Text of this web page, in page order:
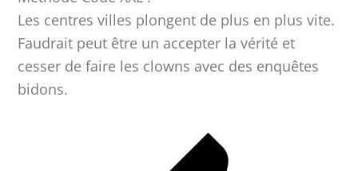
Les centres villes plongent de plus en plus vite.
Faudrait peut être un accepter la vérité et
cesser de faire les clowns avec des enquêtes
bidons.